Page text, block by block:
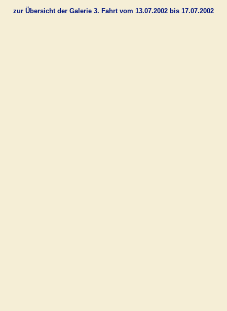
zur Übersicht der Galerie 3. Fahrt vom 13.07.2002 bis 17.07.2002